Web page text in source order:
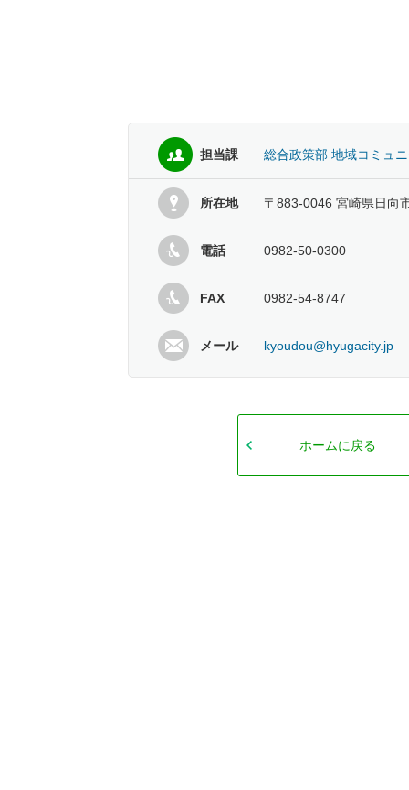
担当課 総合政策部 地域コミュ
所在地 〒883-0046 宮崎県日向
電話 0982-50-0300
FAX 0982-54-8747
メール kyoudou@hyugacity.jp
ホームに戻る